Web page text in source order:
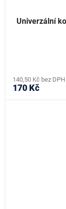
Univerzální
140,50 Kč bez DPH
170 Kč